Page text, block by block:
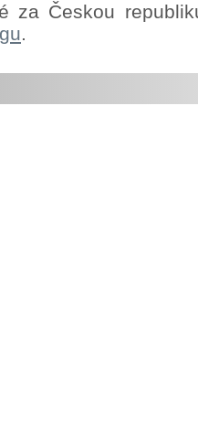
za Českou
.